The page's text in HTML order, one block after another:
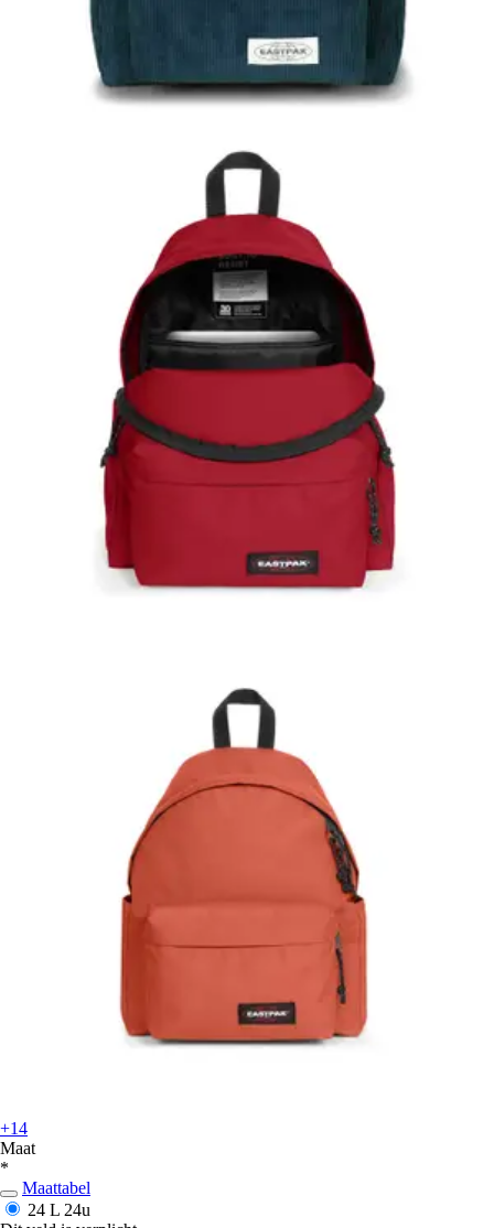
+14
Maat
*
Maattabel
24 L 24u